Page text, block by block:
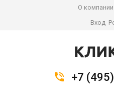
О компании
Вход
+7